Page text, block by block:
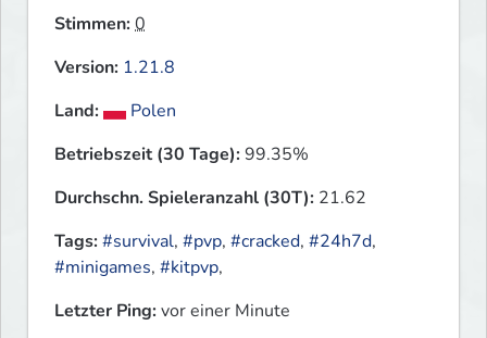
Stimmen:0
Version: 1.21.8
Land:
Polen
Betriebszeit (30 Tage):99.35%
Durchschn. Spieleranzahl (30T): 21.62
Tags:#survival, #pvp, #cracked, #24h7d,
#minigames, #kitpvp,
Letzter Ping:vor einer Minute